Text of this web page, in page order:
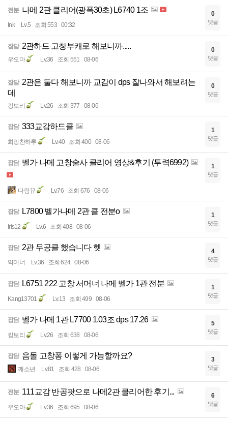
전분 나메 2관 클리어(광폭30초) L6740 1조
Ink Lv.5 조회 553 00:32
0
댓글
잡담 2관하드 고창부캐로 해보니까.....
우오마 Lv.36 조회 551 08-06
0
댓글
잡담 2관은 둘다 해보니까 교감이 dps 잘나와서 해보려는
데
킹보리 Lv.26 조회 377 08-06
0
댓글
잡담 333교감하드클
희망찬하루 Lv.40 조회 400 08-06
1
댓글
잡담 벨가 나메 고창술사 클리어 영상&후기 (투력6992)
다람뀨 Lv.76 조회 676 08-06
1
댓글
잡담 L7800 벨가나메 2관 클 전분o
Iris12 Lv.6 조회 408 08-06
1
댓글
잡담 2관 무공클 했습니다 헷
약머너 Lv.36 조회 624 08-06
4
댓글
잡담 L6751 222 고창 서머너 나메 벨가 1관 전분
Kang13701 Lv.13 조회 499 08-06
1
댓글
잡담 벨가 나메 1관 L7700 1.03조 dps 17.26
킹보리 Lv.26 조회 638 08-06
5
댓글
잡담 음돌 고창퐁 이렇게 가능할까요?
깨소년 Lv.81 조회 428 08-06
3
댓글
전분 111교감 반공팟으로 나메2관 클리어한 후기...
우오마 Lv.36 조회 695 08-06
6
댓글